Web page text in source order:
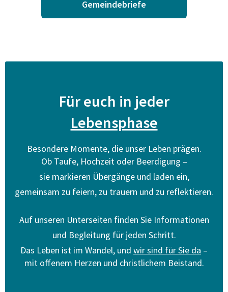
Gemeindebriefe
Für euch in jeder
Lebensphase
Besondere Momente, die unser Leben prägen.
Ob Taufe, Hochzeit oder Beerdigung –
sie markieren Übergänge und laden ein,
gemeinsam zu feiern, zu trauern und zu reflektieren.
Auf unseren Unterseiten finden Sie Informationen
und Begleitung für jeden Schritt.
Das Leben ist im Wandel, und wir sind für Sie da –
mit offenem Herzen und christlichem Beistand.